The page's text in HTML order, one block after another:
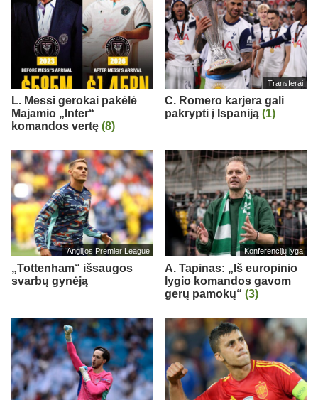
L. Messi gerokai pakėlė
Majamio „Inter“
komandos vertę (8)
Transferai
C. Romero karjera gali
pakrypti į Ispaniją (1)
Anglijos Premier League
„Tottenham“ išsaugos
svarbų gynėją
Konferencijų lyga
A. Tapinas: „Iš europinio
lygio komandos gavom
gerų pamokų“ (3)